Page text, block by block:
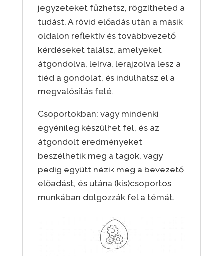
jegyzeteket fűzhetsz, rögzítheted a
tudást. A rövid előadás után a másik
oldalon reflektív és továbbvezető
kérdéseket találsz, amelyeket
átgondolva, leírva, lerajzolva lesz a
tiéd a gondolat, és indulhatsz el a
megvalósítás felé.
Csoportokban: vagy mindenki
egyénileg készülhet fel, és az
átgondolt eredményeket
beszélhetik meg a tagok, vagy
pedig együtt nézik meg a bevezető
előadást, és utána (kis)csoportos
munkában dolgozzák fel a témát.